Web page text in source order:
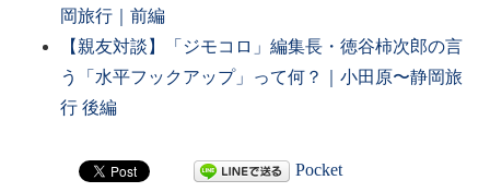
岡旅行｜前編
【親友対談】「ジモコロ」編集長・徳谷柿次郎の言
う「水平フックアップ」って何？｜小田原〜静岡旅
行 後編
Pocket